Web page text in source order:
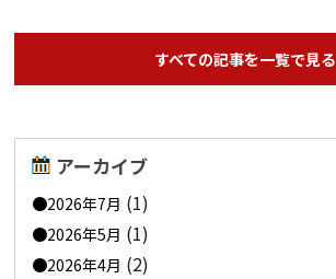
すべての記事を一覧で見る
アーカイブ
2026年7月 (1)
2026年5月 (1)
2026年4月 (2)